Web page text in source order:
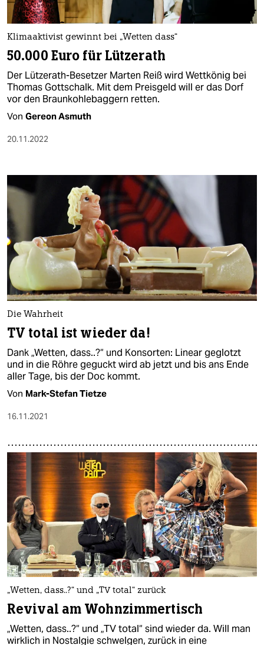
Klimaaktivist gewinnt bei „Wetten dass“
50.000 Euro für Lützerath
Der Lützerath-Besetzer Marten Reiß wird Wettkönig bei
Thomas Gottschalk. Mit dem Preisgeld will er das Dorf
vor den Braunkohlebaggern retten.
Von Gereon Asmuth
20.11.2022
Die Wahrheit
TV total ist wieder da!
Dank „Wetten, dass..?“ und Konsorten: Linear geglotzt
und in die Röhre geguckt wird ab jetzt und bis ans Ende
aller Tage, bis der Doc kommt.
Von Mark-Stefan Tietze
16.11.2021
„Wetten, dass..?“ und „TV total“ zurück
Revival am Wohnzimmertisch
„Wetten, dass..?“ und „TV total“ sind wieder da. Will man
wirklich in Nostalgie schwelgen, zurück in eine